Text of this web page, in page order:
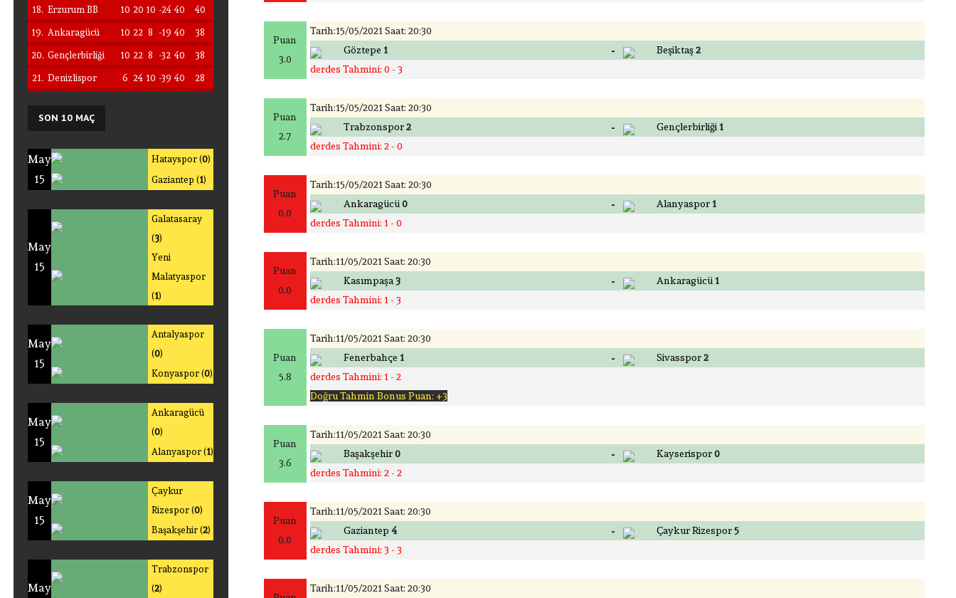
Puan
3.0
Tarih:15/05/2021 Saat: 20:30
Göztepe 1 - Beşiktaş 2
derdes Tahmini: 0 - 3
Puan
2.7
Tarih:15/05/2021 Saat: 20:30
Trabzonspor 2 - Gençlerbirliği 1
derdes Tahmini: 2 - 0
Puan
0.0
Tarih:15/05/2021 Saat: 20:30
Ankaragücü 0 - Alanyaspor 1
derdes Tahmini: 1 - 0
Puan
0.0
Tarih:11/05/2021 Saat: 20:30
Kasımpaşa 3 - Ankaragücü 1
derdes Tahmini: 1 - 3
Puan
5.8
Tarih:11/05/2021 Saat: 20:30
Fenerbahçe 1 - Sivasspor 2
derdes Tahmini: 1 - 2
Doğru Tahmin Bonus Puan: +3
Puan
3.6
Tarih:11/05/2021 Saat: 20:30
Başakşehir 0 - Kayserispor 0
derdes Tahmini: 2 - 2
Puan
0.0
Tarih:11/05/2021 Saat: 20:30
Gaziantep 4 - Çaykur Rizespor 5
derdes Tahmini: 3 - 3
Tarih:11/05/2021 Saat: 20:30
18. Erzurum BB 10 20 10 -24 40 40
19. Ankaragücü 10 22 8 -19 40 38
20. Gençlerbirliği 10 22 8 -32 40 38
21. Denizlispor 6 24 10 -39 40 28
SON 10 MAÇ
May
15
Hatayspor (0)
Gaziantep (1)
May
15
Galatasaray
(3)
Yeni
Malatyaspor
(1)
May
15
Antalyaspor
(0)
Konyaspor (0)
May
15
Ankaragücü
(0)
Alanyaspor (1)
May
15
Çaykur
Rizespor (0)
Başakşehir (2)
May
Trabzonspor
(2)